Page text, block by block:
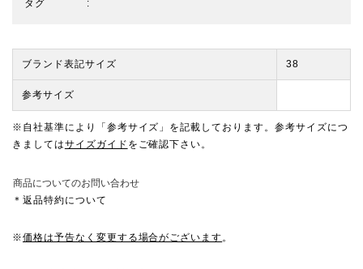
タグ
ブランド表記サイズ 38
参考サイズ
※自社基準により「参考サイズ」を記載しております。参考サイズにつ
きましてはサイズガイド をご確認下さい。
商品についてのお問い合わせ
＊返品特約について
※価格は予告なく変更する場合がございます。